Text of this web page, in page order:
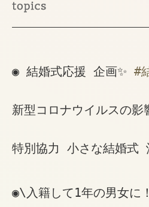
◉ 結婚式応援 企画✨ #
新型コロナウイルスの
特別協力 小さな結婚式
◉\入籍して1年の男女に